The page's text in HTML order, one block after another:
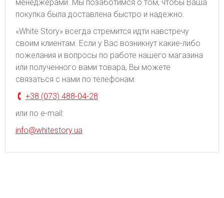
менеджерами. Мы позаботимся о том, чтобы Ваша
покупка была доставлена быстро и надежно.
«White Story» всегда стремится идти навстречу
своим клиентам. Если у Вас возникнут какие-либо
пожелания и вопросы по работе нашего магазина
или полученного вами товара, Вы можете
связаться с нами по телефонам:
+38 (073) 488-04-28
или по e-mail:
info@whitestory.ua